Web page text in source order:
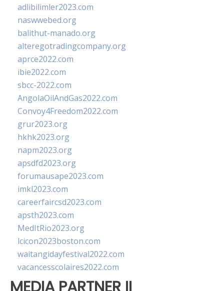
adlibilimler2023.com
naswwebed.org
balithut-manado.org
alteregotradingcompany.org
aprce2022.com
ibie2022.com
sbcc-2022.com
AngolaOilAndGas2022.com
Convoy4Freedom2022.com
grur2023.org
hkhk2023.org
napm2023.org
apsdfd2023.org
forumausape2023.com
imkl2023.com
careerfaircsd2023.com
apsth2023.com
MedItRio2023.org
lcicon2023boston.com
waitangidayfestival2022.com
vacancesscolaires2022.com